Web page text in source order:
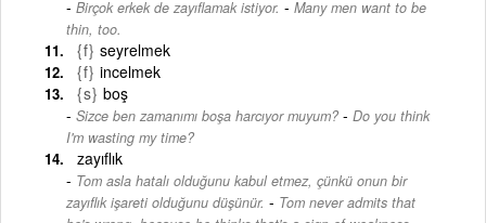
Birçok erkek de zayıflamak istiyor. - Many men want to be
thin, too.
{f} seyrelmek
{f} incelmek
{s} boş
Sizce ben zamanımı boşa harcıyor muyum? - Do you think
I'm wasting my time?
zayıflık
Tom asla hatalı olduğunu kabul etmez, çünkü onun bir
zayıflık işareti olduğunu düşünür. - Tom never admits that